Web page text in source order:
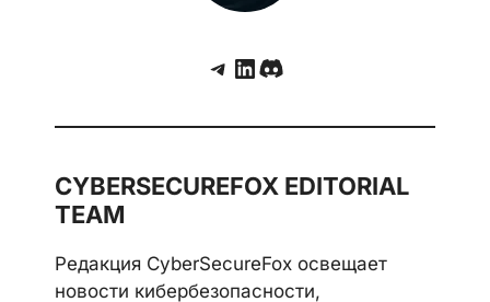
Telegram
LinkedIn
Discord
CYBERSECUREFOX EDITORIAL
TEAM
Редакция CyberSecureFox освещает
новости кибербезопасности,